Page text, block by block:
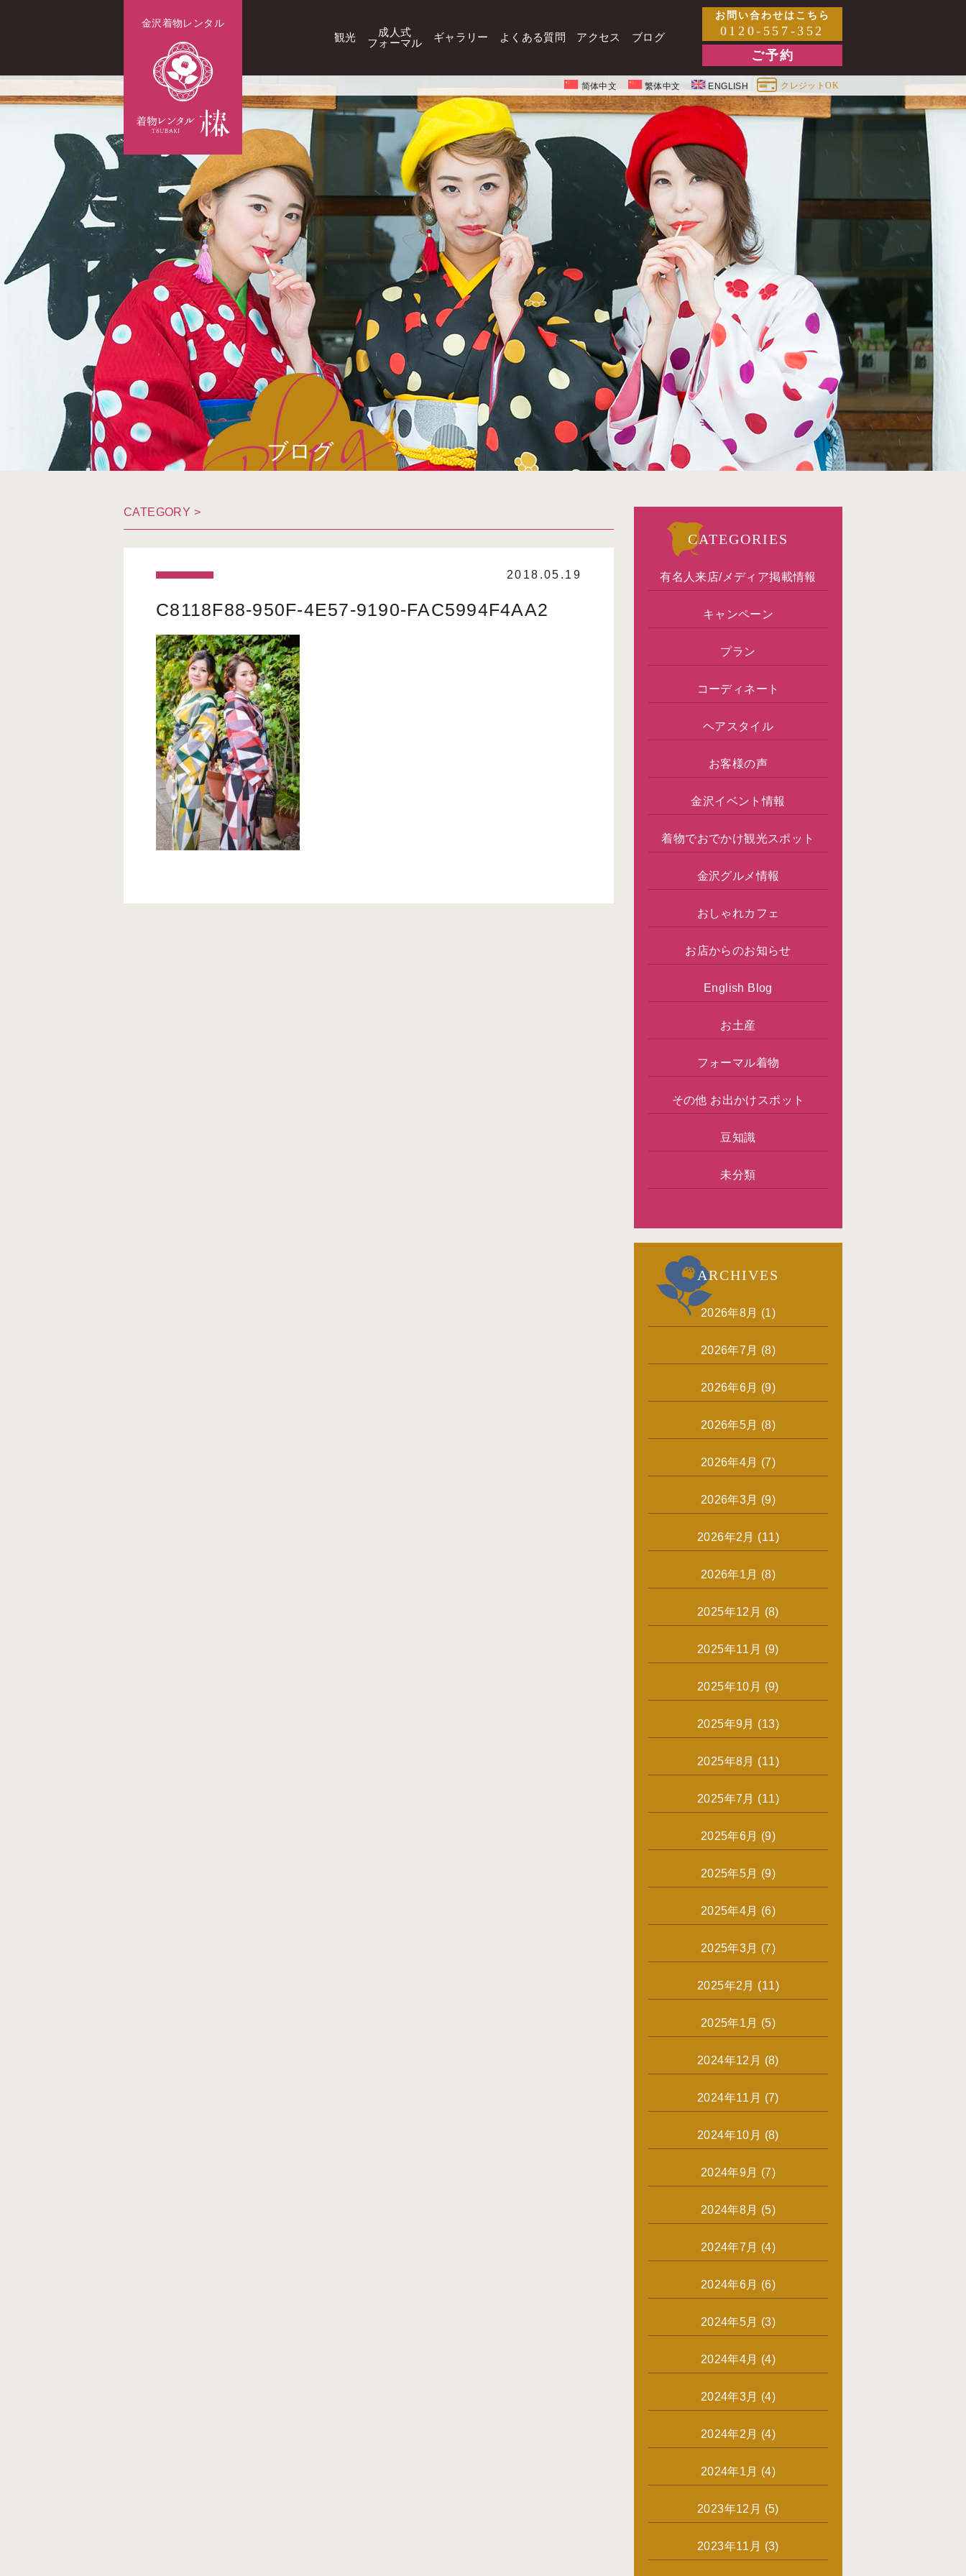
金沢着物レンタル
観光
成人式
フォーマル
ギャラリー よくある質問 アクセス ブログ
お問い合わせはこちら
0120-557-352
ご予約
简体中文 繁体中文 ENGLISH クレジットOK
ブログ
CATEGORY >
2018.05.19
C8118F88-950F-4E57-9190-FAC5994F4AA2
CATEGORIES
有名人来店/メディア掲載情報
キャンペーン
プラン
コーディネート
ヘアスタイル
お客様の声
金沢イベント情報
着物でおでかけ観光スポット
金沢グルメ情報
おしゃれカフェ
お店からのお知らせ
English Blog
お土産
フォーマル着物
その他 お出かけスポット
豆知識
未分類
ARCHIVES
2026年8月 (1)
2026年7月 (8)
2026年6月 (9)
2026年5月 (8)
2026年4月 (7)
2026年3月 (9)
2026年2月 (11)
2026年1月 (8)
2025年12月 (8)
2025年11月 (9)
2025年10月 (9)
2025年9月 (13)
2025年8月 (11)
2025年7月 (11)
2025年6月 (9)
2025年5月 (9)
2025年4月 (6)
2025年3月 (7)
2025年2月 (11)
2025年1月 (5)
2024年12月 (8)
2024年11月 (7)
2024年10月 (8)
2024年9月 (7)
2024年8月 (5)
2024年7月 (4)
2024年6月 (6)
2024年5月 (3)
2024年4月 (4)
2024年3月 (4)
2024年2月 (4)
2024年1月 (4)
2023年12月 (5)
2023年11月 (3)